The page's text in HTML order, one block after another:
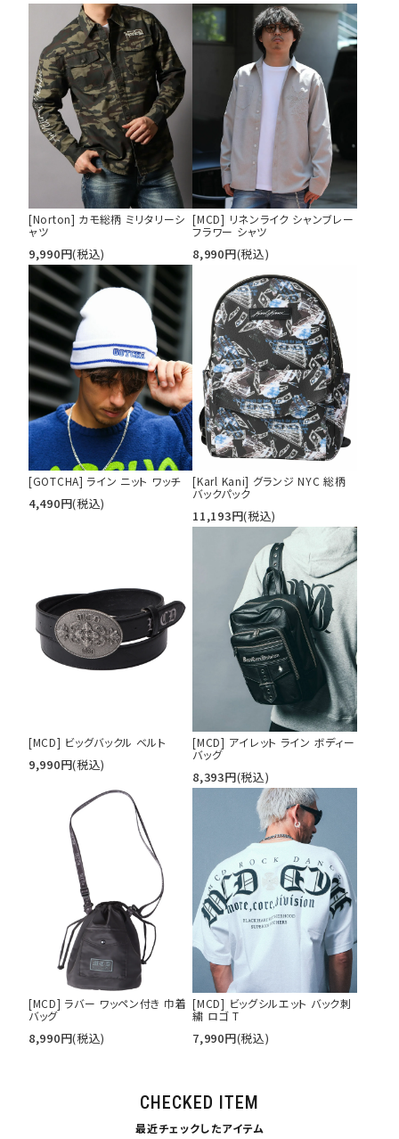
サイズ
S
M
L
XL
XXL
XXXL
29inc
30inc
32inc
34inc
36inc
38inc
40inc
KIDS
カラー
tune 絞り込んで検索する
[Norton] カモ総柄 ミリタリーシ
ャツ
9,990円(税込)
[MCD] リネンライク シャンブレー
フラワー シャツ
8,990円(税込)
[GOTCHA] ライン ニット ワッチ
4,490円(税込)
[Karl Kani] グランジ NYC 総柄
バックパック
11,193円(税込)
[MCD] ビッグバックル ベルト
9,990円(税込)
[MCD] アイレット ライン ボディー
バッグ
8,393円(税込)
[MCD] ラバー ワッペン付き 巾着
バッグ
8,990円(税込)
[MCD] ビッグシルエット バック刺
繍 ロゴ T
7,990円(税込)
CHECKED ITEM
最近チェックしたアイテム